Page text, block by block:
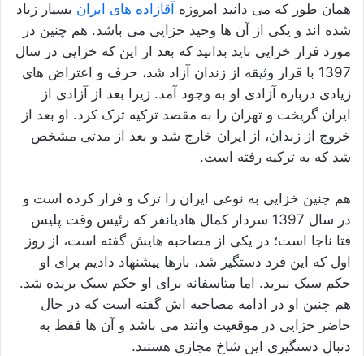
همان طور که می دانید امروزه آقازاده های ایران بسیار زیاد
شده اند و یکی از آن ها وحید خزایی می باشد. هم چنین در
مورد فرار خزایی باید بدانید که بعد از این‌ که خزایی در سال
1397 با قرار وثیقه از زندان آزاد شد، حرف و اعتراض‌ های
زیادی درباره آزادی او به وجود آمد. زیرا بعد از آزادی از
ایران گریخت و تهران را به مقصد ترکیه ترک کرد. او بعد از
خروج از زندان، از ایران خارج شد و بعد از مدتی مشخص
شد که به ترکیه رفته است.
هم چنین خزایی به ‌نوعی ایران را ترک و فرار کرده است و
در سال 1397 سردار کمال هادیانفر که رئیس وقت پلیس
فتا ناجا است؛ در یکی از مصاحبه هایش گفته است، از روز
اول که این فرد دستگیر شد، بارها پیشنهاد دادیم برای او
حکم سبک نبرید. اما متاسفانه برای او حکم سبک بریده شد.
هم چنین او در ادامه مصاحبه اش گفته است که در حال
حاضر خزایی در موقعیت وانتد می باشد و آن ها فقط به
دنبال دستگیری این شاخ مجازی هستند.